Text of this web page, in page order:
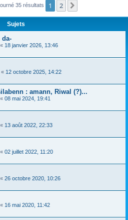
c
35 résultats 1 2
Sujets
da-
« 18 janvier 2026, 13:46
« 12 octobre 2025, 14:22
: amann, Riwal (?)...
« 08 mai 2024, 19:41
« 13 août 2022, 22:33
« 02 juillet 2022, 11:20
« 26 octobre 2020, 10:26
« 16 mai 2020, 11:42